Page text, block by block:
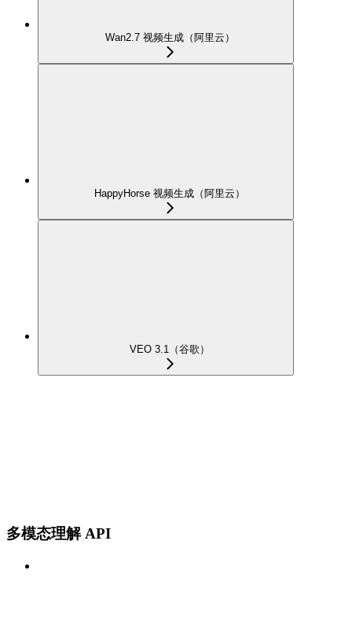
Wan2.7 视频生成（阿里云）
HappyHorse 视频生成（阿里云）
VEO 3.1（谷歌）
多模态理解 API